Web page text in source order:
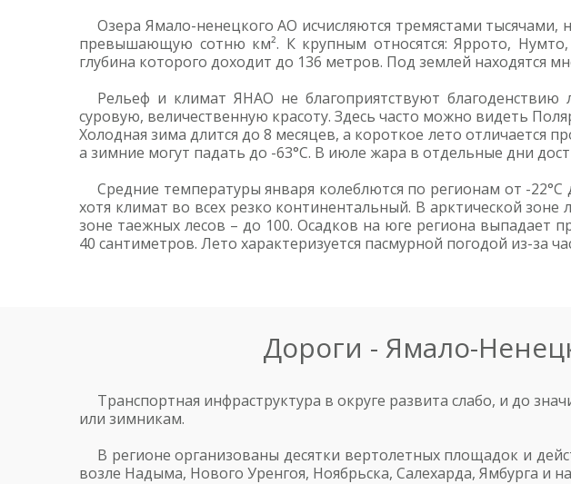
Озера Ямало-ненецкого АО исчисляются тремястами
превышающую сотню км². К крупным относятся: Яррото,
глубина которого доходит до 136 метров. Под землей находятся
Рельеф и климат ЯНАО не благоприятствуют
суровую, величественную красоту. Здесь часто можно видеть
Холодная зима длится до 8 месяцев, а короткое лето отличается
а зимние могут падать до -63°С. В июле жара в отдельные дни
Средние температуры января колеблются по регионам от -
хотя климат во всех резко континентальный. В арктической
зоне таежных лесов – до 100. Осадков на юге региона выпадает
40 сантиметров. Лето характеризуется пасмурной погодой из-за
Дороги - Ямало-
Транспортная инфраструктура в округе развита слабо, и до
или зимникам.
В регионе организованы десятки вертолетных площадок и
возле Надыма, Нового Уренгоя, Ноябрьска, Салехарда, Ямбурга и